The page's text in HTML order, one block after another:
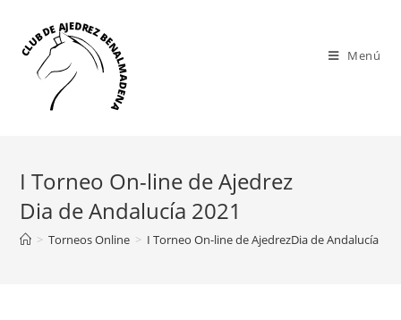
contenido
Menú
I Torneo On-line de Ajedrez
Dia de Andalucía 2021
> Torneos Online > I Torneo On-line de AjedrezDia de Andalucía